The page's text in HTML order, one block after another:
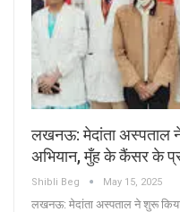
लखनऊ: मेदांता अस्पताल ने
अभियान, मुँह के कैंसर के
Shibli Beg May 15, 2025
लखनऊ: मेदांता अस्पताल ने शुरू